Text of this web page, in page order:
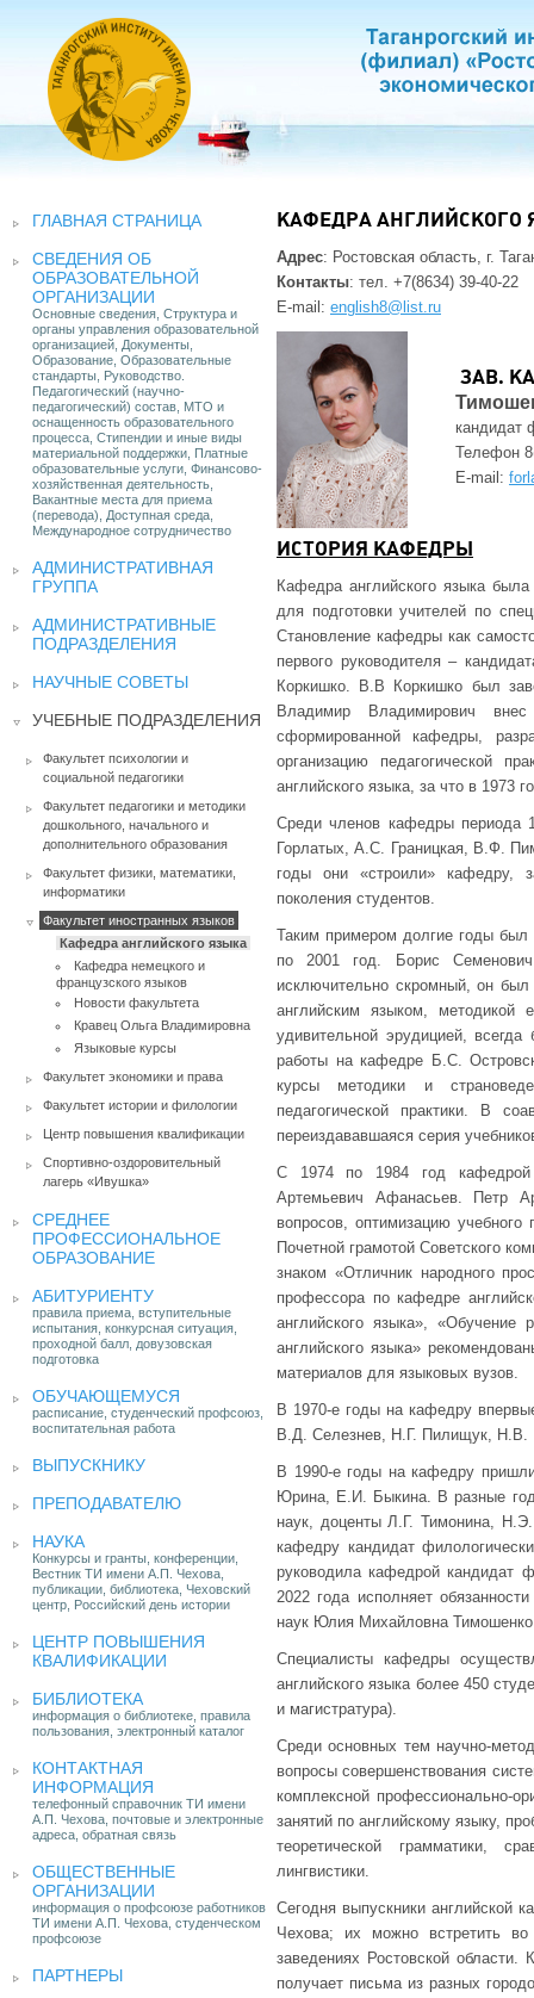
ГЛАВНАЯ СТРАНИЦА
СВЕДЕНИЯ ОБ
ОБРАЗОВАТЕЛЬНОЙ
ОРГАНИЗАЦИИ
Основные сведения, Структура и
органы управления образовательной
организацией, Документы,
Образование, Образовательные
стандарты, Руководство.
Педагогический (научно-
педагогический) состав, МТО и
оснащенность образовательного
процесса, Стипендии и иные виды
материальной поддержки, Платные
образовательные услуги, Финансово-
хозяйственная деятельность,
Вакантные места для приема
(перевода), Доступная среда,
Международное сотрудничество
АДМИНИСТРАТИВНАЯ
ГРУППА
АДМИНИСТРАТИВНЫЕ
ПОДРАЗДЕЛЕНИЯ
НАУЧНЫЕ СОВЕТЫ
УЧЕБНЫЕ ПОДРАЗДЕЛЕНИЯ
Факультет психологии и
социальной педагогики
Факультет педагогики и методики
дошкольного, начального и
дополнительного образования
Факультет физики, математики,
информатики
Факультет иностранных языков
Кафедра английского языка
Кафедра немецкого и
французского языков
Новости факультета
Кравец Ольга Владимировна
Языковые курсы
Факультет экономики и права
Факультет истории и филологии
Центр повышения квалификации
Спортивно-оздоровительный
лагерь «Ивушка»
СРЕДНЕЕ
ПРОФЕССИОНАЛЬНОЕ
ОБРАЗОВАНИЕ
АБИТУРИЕНТУ
правила приема, вступительные
испытания, конкурсная ситуация,
проходной балл, довузовская
подготовка
ОБУЧАЮЩЕМУСЯ
расписание, студенческий профсоюз,
воспитательная работа
ВЫПУСКНИКУ
ПРЕПОДАВАТЕЛЮ
НАУКА
Конкурсы и гранты, конференции,
Вестник ТИ имени А.П. Чехова,
публикации, библиотека, Чеховский
центр, Российский день истории
ЦЕНТР ПОВЫШЕНИЯ
КВАЛИФИКАЦИИ
БИБЛИОТЕКА
информация о библиотеке, правила
пользования, электронный каталог
КОНТАКТНАЯ
ИНФОРМАЦИЯ
телефонный справочник ТИ имени
А.П. Чехова, почтовые и электронные
адреса, обратная связь
ОБЩЕСТВЕННЫЕ
ОРГАНИЗАЦИИ
информация о профсоюзе работников
ТИ имени А.П. Чехова, студенческом
профсоюзе
ПАРТНЕРЫ
КАФЕДРА АНГЛИЙСКОГО
Адрес: Ростовская область, г.
Контакты: тел. +7(8634) 39-40-22
E-mail: english8@list.ru
ЗАВ.
кандидат
Телефон
E-mail:
ИСТОРИЯ КАФЕДРЫ
Кафедра английского языка
для подготовки учителей по
Становление кафедры как
первого руководителя –
Коркишко. В.В Коркишко был
Владимир Владимирович
сформированной кафедры,
организацию педагогической
английского языка, за что в 1973
Среди членов кафедры
Горлатых, А.С. Границкая, В.Ф.
годы они «строили» кафедру,
поколения студентов.
Таким примером долгие годы был
по 2001 год. Борис
исключительно скромный, он
английским языком, методикой
удивительной эрудицией,
работы на кафедре Б.С.
курсы методики и
педагогической практики. В
переиздававшаяся серия
С 1974 по 1984 год кафедрой
Артемьевич Афанасьев. Петр
вопросов, оптимизацию
Почетной грамотой Советского
знаком «Отличник народного
профессора по кафедре
английского языка», «Обучение
английского языка»
материалов для языковых вузов.
В 1970-е годы на кафедру
В.Д. Селезнев, Н.Г. Пилищук, Н.В.
В 1990-е годы на кафедру
Юрина, Е.И. Быкина. В разные
наук, доценты Л.Г. Тимонина,
кафедру кандидат
руководила кафедрой кандидат
2022 года исполняет
наук Юлия Михайловна
Специалисты кафедры
английского языка более 450
и магистратура).
Среди основных тем научно-
вопросы совершенствования
комплексной профессионально-
занятий по английскому языку,
теоретической грамматики,
лингвистики.
Сегодня выпускники английской
Чехова; их можно встретить
заведениях Ростовской области.
получает письма из разных